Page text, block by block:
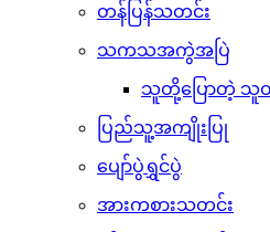
တန်ပြန်သတင်း
သကသအကွဲအပြဲ
သူတို့ပြောတဲ့ သူ
ပြည်သူ့အကျိုးပြု
ပျော်ပွဲရွှင်ပွဲ
အားကစားသတင်း